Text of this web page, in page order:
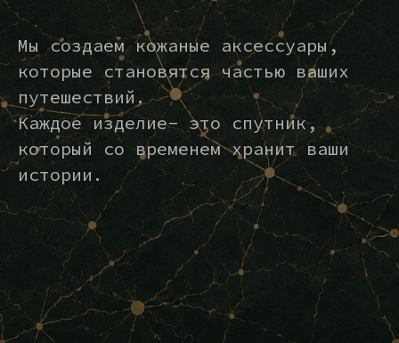
Мы создаем кожаные аксессуары,
которые становятся частью ваших
путешествий.
Каждое изделие- это спутник,
который со временем хранит ваши
истории.